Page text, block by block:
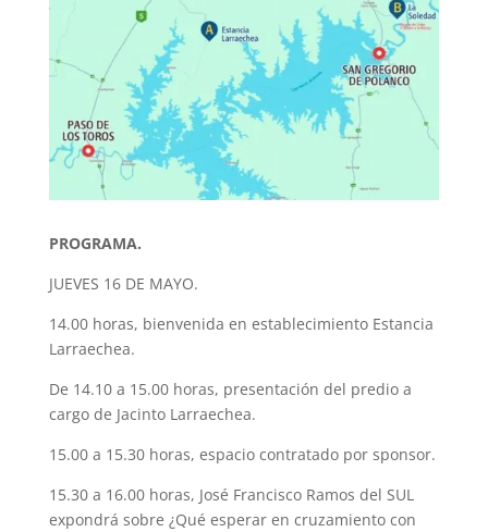
PROGRAMA.
JUEVES 16 DE MAYO.
14.00 horas, bienvenida en establecimiento Estancia
Larraechea.
De 14.10 a 15.00 horas, presentación del predio a
cargo de Jacinto Larraechea.
15.00 a 15.30 horas, espacio contratado por sponsor.
15.30 a 16.00 horas, José Francisco Ramos del SUL
expondrá sobre ¿Qué esperar en cruzamiento con